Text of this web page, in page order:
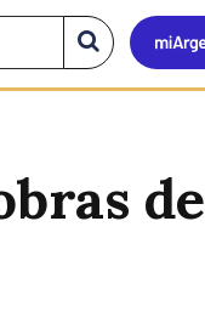
Buscar
en
el
de